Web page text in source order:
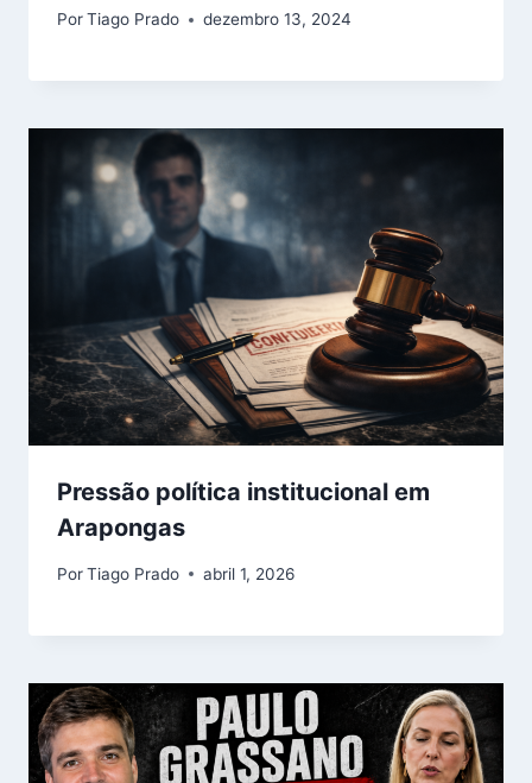
PorTiago Prado dezembro 13, 2024
Pressão política institucional em
Arapongas
PorTiago Prado abril 1, 2026